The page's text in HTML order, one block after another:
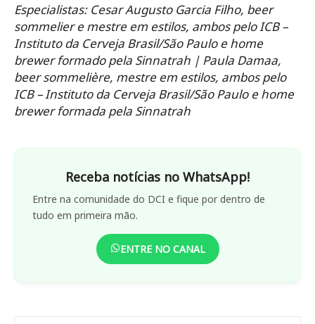
Especialistas: Cesar Augusto Garcia Filho, beer
sommelier e mestre em estilos, ambos pelo ICB –
Instituto da Cerveja Brasil/São Paulo e home
brewer formado pela Sinnatrah | Paula Damaa,
beer sommelière, mestre em estilos, ambos pelo
ICB – Instituto da Cerveja Brasil/São Paulo e home
brewer formada pela Sinnatrah
Receba notícias no WhatsApp!
Entre na comunidade do DCI e fique por dentro de
tudo em primeira mão.
ENTRE NO CANAL